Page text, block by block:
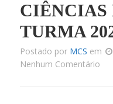
CIÊNCIAS
TURMA
Postado por MCS em
Nenhum Comentário